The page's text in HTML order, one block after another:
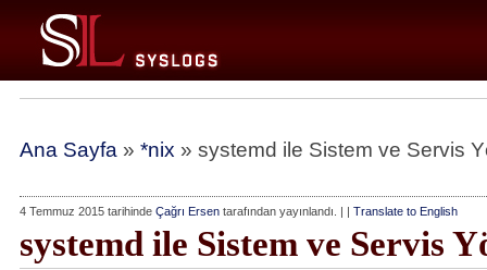
Ana Sayfa » *nix » systemd ile Sistem ve Servis
4 Temmuz 2015 tarihinde Çağrı Ersen tarafından yayınlandı. | | Translate to English
systemd ile Sistem ve Servis